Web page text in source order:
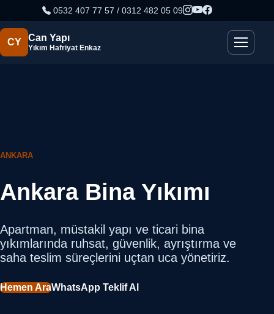
0532 407 77 57 / 0312 482 05 09
CY Can Yapı
Yıkım Hafriyat Enkaz
ANKARA
Ankara Bina Yıkımı
Apartman, müstakil yapı ve ticari bina
yıkımlarında ruhsat, güvenlik, ayrıştırma ve
saha teslim süreçlerini uçtan uca yönetiriz.
Hemen AraWhatsApp Teklif Al